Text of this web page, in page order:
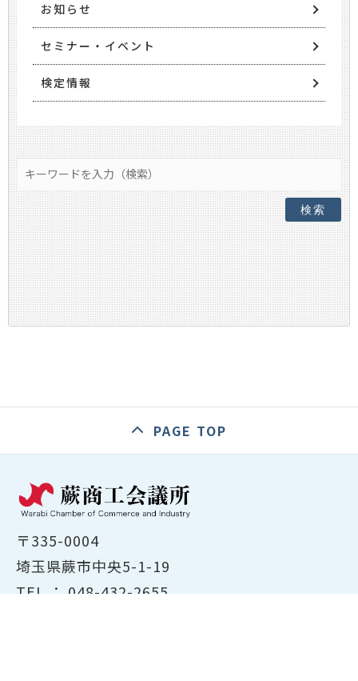
お知らせ
セミナー・イベント
検定情報
検索
PAGE TOP
〒335-0004
埼玉県蕨市中央5-1-19
TEL ： 048-432-2655